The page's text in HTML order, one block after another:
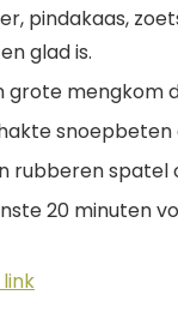
pindakaas,
glad is.
grote mengkom
rubberen spatel
20 minuten